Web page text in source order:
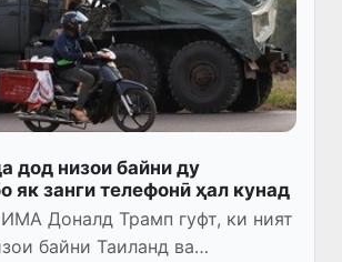
дод низои байни ду
як занги телефонӣ ҳал кунад
Доналд Трамп гуфт, ки ният
байни Таиланд ва